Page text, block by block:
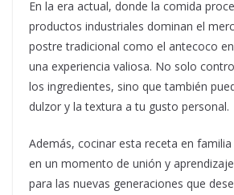
En la era actual, donde la comida
productos industriales dominan el
postre tradicional como el antecoco
una experiencia valiosa. No solo
los ingredientes, sino que también
dulzor y la textura a tu gusto personal.
Además, cocinar esta receta en
en un momento de unión y
para las nuevas generaciones que